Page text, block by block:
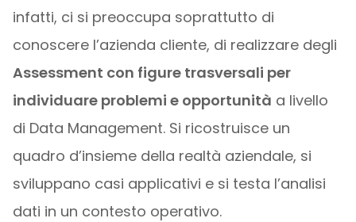
infatti, ci si preoccupa soprattutto di
conoscere l’azienda cliente, di realizzare degli
Assessment con figure trasversali per
individuare problemi e opportunità a livello
di Data Management. Si ricostruisce un
quadro d’insieme della realtà aziendale, si
sviluppano casi applicativi e si testa l’analisi
dati in un contesto operativo.